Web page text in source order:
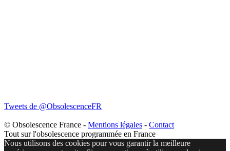
Tweets de @ObsolescenceFR
© Obsolescence France - Mentions légales - Contact
Tout sur l'obsolescence programmée en France
Nous utilisons des cookies pour vous garantir la meilleure